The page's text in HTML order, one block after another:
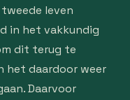
leven
in het vakkundig
dit terug te
het daardoor weer
Daarvoor